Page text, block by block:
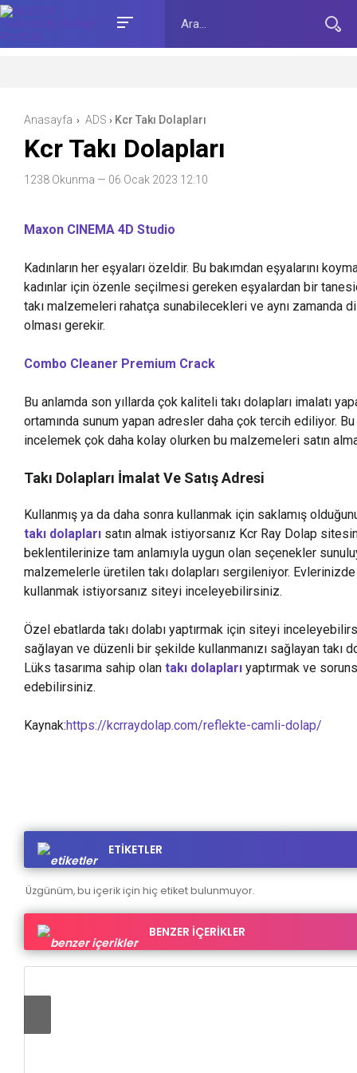
Anasayfa › ADS › Kcr Takı Dolapları
Kcr Takı Dolapları
1238 Okunma — 06 Ocak 2023 12:10
Maxon CINEMA 4D Studio
Kadınların her eşyaları özeldir. Bu bakımdan eşyalarını
kadınlar için özenle seçilmesi gereken eşyalardan bir
takı malzemeleri rahatça sunabilecekleri ve aynı zamanda
olması gerekir.
Combo Cleaner Premium Crack
Bu anlamda son yıllarda çok kaliteli takı dolapları imalatı
ortamında sunum yapan adresler daha çok tercih ediliyor.
incelemek çok daha kolay olurken bu malzemeleri satın
Takı Dolapları İmalat Ve Satış Adresi
Kullanmış ya da daha sonra kullanmak için saklamış
takı dolapları satın almak istiyorsanız Kcr Ray Dolap
beklentilerinize tam anlamıyla uygun olan seçenekler
malzemelerle üretilen takı dolapları sergileniyor.
kullanmak istiyorsanız siteyi inceleyebilirsiniz.
Özel ebatlarda takı dolabı yaptırmak için siteyi
sağlayan ve düzenli bir şekilde kullanmanızı sağlayan takı
Lüks tasarıma sahip olan takı dolapları yaptırmak ve
edebilirsiniz.
Kaynak:https://kcrraydolap.com/reflekte-camli-dolap/
ETİKETLER
Üzgünüm, bu içerik için hiç etiket bulunmuyor.
BENZER İÇERİKLER